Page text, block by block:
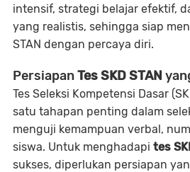
intensif, strategi belajar efektif,
yang realistis, sehingga siap
STAN dengan percaya diri.
PersiapanTes SKD STAN
Tes Seleksi Kompetensi Dasar
satu tahapan penting dalam
menguji kemampuan verbal,
siswa. Untuk menghadapi tes
sukses, diperlukan persiapan